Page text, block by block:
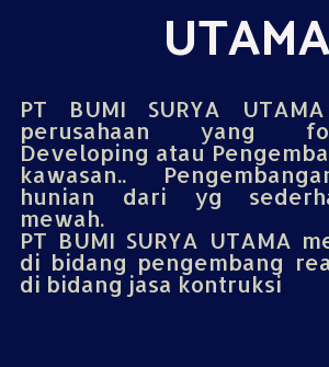
UTAMA
PT BUMI SURYA
perusahaan yang
Developing atau
kawasan..
hunian dari yg
mewah.
PT BUMI SURYA UTAMA
di bidang pengembang
di bidang jasa kontruksi